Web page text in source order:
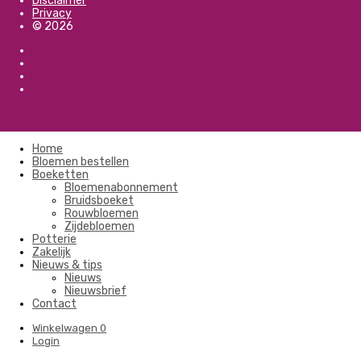
Privacy
© 2026
Home
Bloemen bestellen
Boeketten
Bloemenabonnement
Bruidsboeket
Rouwbloemen
Zijdebloemen
Potterie
Zakelijk
Nieuws & tips
Nieuws
Nieuwsbrief
Contact
Winkelwagen 0
Login